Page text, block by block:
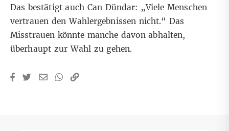
Das bestätigt auch Can Dündar: „Viele Menschen
vertrauen den Wahlergebnissen nicht.“ Das
Misstrauen könnte manche davon abhalten,
überhaupt zur Wahl zu gehen.